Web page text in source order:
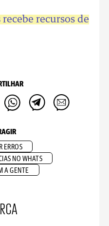
recursos de
ERROS
NO WHATS
A GENTE